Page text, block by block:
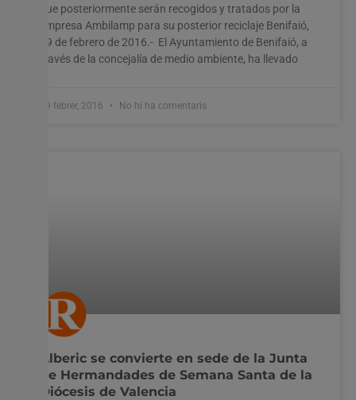
que posteriormente serán recogidos y tratados por la
empresa Ambilamp para su posterior reciclaje Benifaió,
19 de febrero de 2016.- El Ayuntamiento de Benifaió, a
través de la concejalía de medio ambiente, ha llevado
19 febrer, 2016 No hi ha comentaris
Alberic se convierte en sede de la Junta
de Hermandades de Semana Santa de la
Diócesis de Valencia